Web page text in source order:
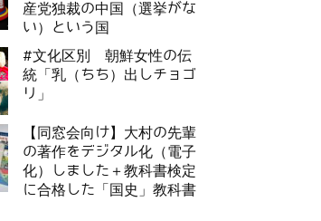
産党独裁の中国（選挙がな
い）という国
#文化区別 朝鮮女性の伝
統「乳（ちち）出しチョゴ
リ」
【同窓会向け】大村の先輩
の著作をデジタル化（電子
化）しました＋教科書検定
に合格した「国史」教科書